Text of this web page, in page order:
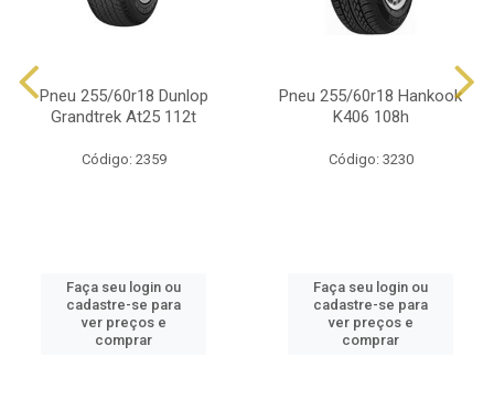
Pneu 255/60r18 Dunlop
Grandtrek At25 112t
Código: 2359
Faça seu login ou
cadastre-se para
ver preços e
comprar
Pneu 255/60r18 Hankook
K406 108h
Código: 3230
Faça seu login ou
cadastre-se para
ver preços e
comprar